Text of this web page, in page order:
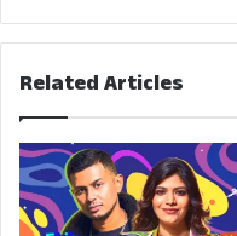
Related Articles